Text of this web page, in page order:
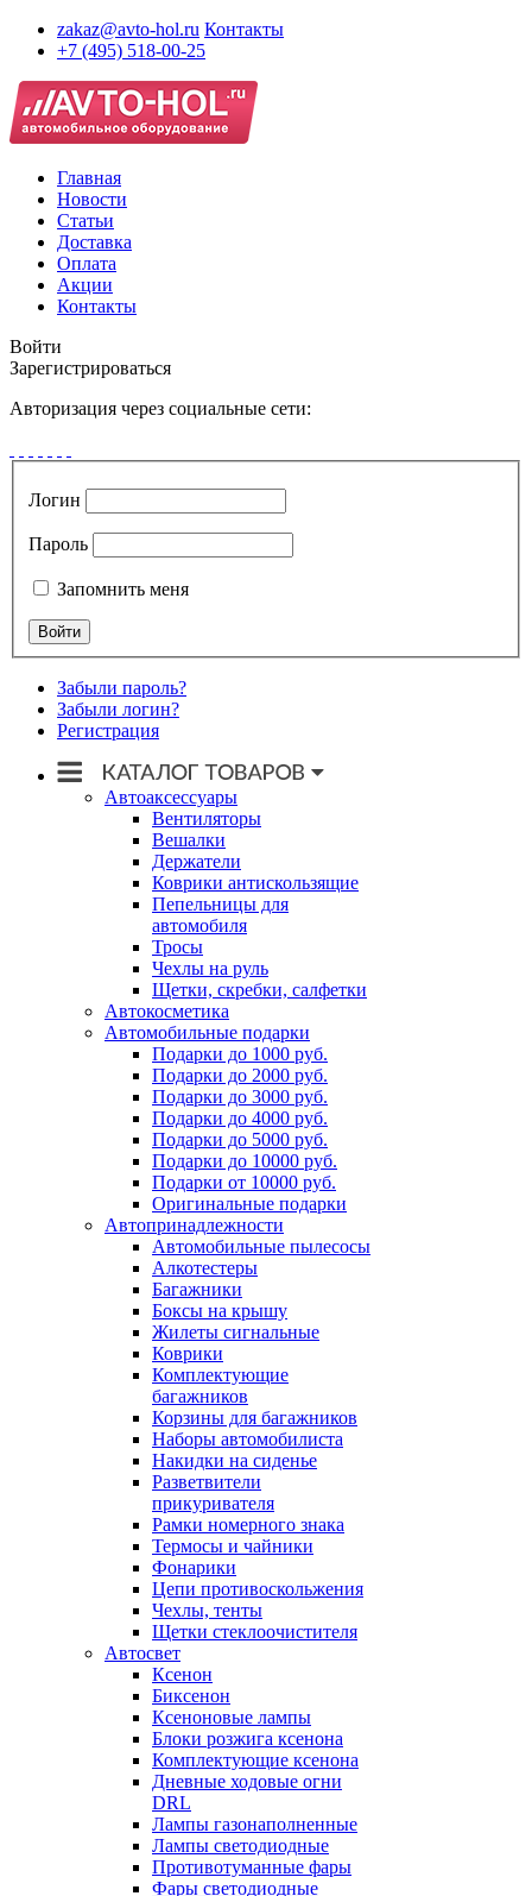
zakaz@avto-hol.ru Контакты
+7 (495) 518-00-25
Главная
Новости
Статьи
Доставка
Оплата
Акции
Контакты
Войти
Зарегистрироваться
Авторизация через социальные сети:
Логин
Пароль
Запомнить меня
Забыли пароль?
Забыли логин?
Регистрация
Автоаксессуары
Вентиляторы
Вешалки
Держатели
Коврики антискользящие
Пепельницы для
автомобиля
Тросы
Чехлы на руль
Щетки, скребки, салфетки
Автокосметика
Автомобильные подарки
Подарки до 1000 руб.
Подарки до 2000 руб.
Подарки до 3000 руб.
Подарки до 4000 руб.
Подарки до 5000 руб.
Подарки до 10000 руб.
Подарки от 10000 руб.
Оригинальные подарки
Автопринадлежности
Автомобильные пылесосы
Алкотестеры
Багажники
Боксы на крышу
Жилеты сигнальные
Коврики
Комплектующие
багажников
Корзины для багажников
Наборы автомобилиста
Накидки на сиденье
Разветвители
прикуривателя
Рамки номерного знака
Термосы и чайники
Фонарики
Цепи противоскольжения
Чехлы, тенты
Щетки стеклоочистителя
Автосвет
Ксенон
Биксенон
Ксеноновые лампы
Блоки розжига ксенона
Комплектующие ксенона
Дневные ходовые огни
DRL
Лампы газонаполненные
Лампы светодиодные
Противотуманные фары
Фары светодиодные